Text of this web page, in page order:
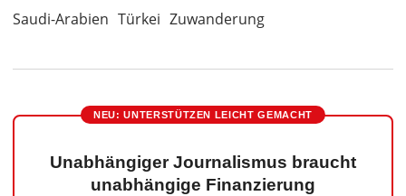
Saudi-Arabien Türkei Zuwanderung
NEU: UNTERSTÜTZEN LEICHT GEMACHT
Unabhängiger Journalismus braucht
unabhängige Finanzierung